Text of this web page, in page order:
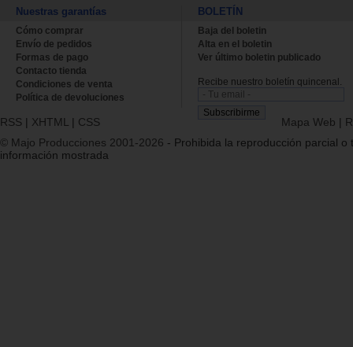
Nuestras garantías
Cómo comprar
Envío de pedidos
Formas de pago
Contacto tienda
Condiciones de venta
Política de devoluciones
BOLETÍN
Baja del boletin
Alta en el boletin
Ver último boletin publicado
Recibe nuestro boletín quincenal.
RSS | XHTML | CSS Mapa Web |
© Majo Producciones 2001-2026 - Prohibida la reproducción parcial o
información mostrada